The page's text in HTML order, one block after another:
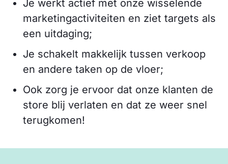
Je werkt actief met onze wisselende
marketingactiviteiten en ziet targets als
een uitdaging;
Je schakelt makkelijk tussen verkoop
en andere taken op de vloer;
Ook zorg je ervoor dat onze klanten de
store blij verlaten en dat ze weer snel
terugkomen!